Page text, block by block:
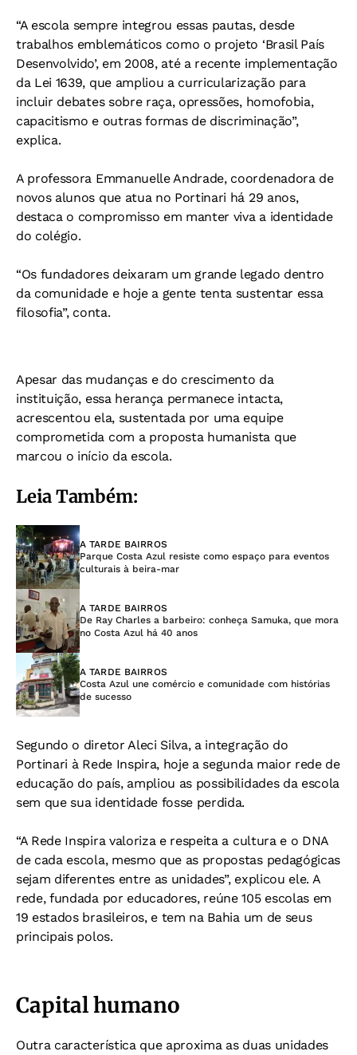
“A escola sempre integrou essas pautas, desde
trabalhos emblemáticos como o projeto ‘Brasil País
Desenvolvido’, em 2008, até a recente implementação
da Lei 1639, que ampliou a curricularização para
incluir debates sobre raça, opressões, homofobia,
capacitismo e outras formas de discriminação”,
explica.
A professora Emmanuelle Andrade, coordenadora de
novos alunos que atua no Portinari há 29 anos,
destaca o compromisso em manter viva a identidade
do colégio.
“Os fundadores deixaram um grande legado dentro
da comunidade e hoje a gente tenta sustentar essa
filosofia”, conta.
Apesar das mudanças e do crescimento da
instituição, essa herança permanece intacta,
acrescentou ela, sustentada por uma equipe
comprometida com a proposta humanista que
marcou o início da escola.
Leia Também:
A TARDE BAIRROS
Parque Costa Azul resiste como espaço para eventos
culturais à beira-mar
A TARDE BAIRROS
De Ray Charles a barbeiro: conheça Samuka, que mora
no Costa Azul há 40 anos
A TARDE BAIRROS
Costa Azul une comércio e comunidade com histórias
de sucesso
Segundo o diretor Aleci Silva, a integração do
Portinari à Rede Inspira, hoje a segunda maior rede de
educação do país, ampliou as possibilidades da escola
sem que sua identidade fosse perdida.
“A Rede Inspira valoriza e respeita a cultura e o DNA
de cada escola, mesmo que as propostas pedagógicas
sejam diferentes entre as unidades”, explicou ele. A
rede, fundada por educadores, reúne 105 escolas em
19 estados brasileiros, e tem na Bahia um de seus
principais polos.
Capital humano
Outra característica que aproxima as duas unidades